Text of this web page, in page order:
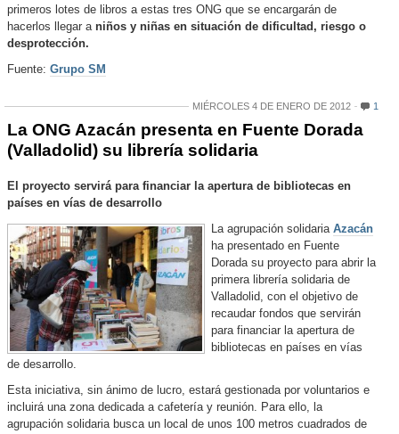
primeros lotes de libros a estas tres ONG que se encargarán de
hacerlos llegar a niños y niñas en situación de dificultad, riesgo o
desprotección.
Fuente: Grupo SM
MIÉRCOLES 4 DE ENERO DE 2012 1
La ONG Azacán presenta en Fuente Dorada
(Valladolid) su librería solidaria
El proyecto servirá para financiar la apertura de bibliotecas en
países en vías de desarrollo
La agrupación solidaria Azacán
ha presentado en Fuente
Dorada su proyecto para abrir la
primera librería solidaria de
Valladolid, con el objetivo de
recaudar fondos que servirán
para financiar la apertura de
bibliotecas en países en vías
de desarrollo.
Esta iniciativa, sin ánimo de lucro, estará gestionada por voluntarios e
incluirá una zona dedicada a cafetería y reunión. Para ello, la
agrupación solidaria busca un local de unos 100 metros cuadrados de